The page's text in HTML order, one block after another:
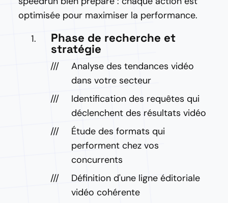
optimisée pour maximiser la performance.
Phase de recherche et
stratégie
Analyse des tendances vidéo
dans votre secteur
Identification des requêtes qui
déclenchent des résultats vidéo
Étude des formats qui
performent chez vos
concurrents
Définition d'une ligne éditoriale
vidéo cohérente